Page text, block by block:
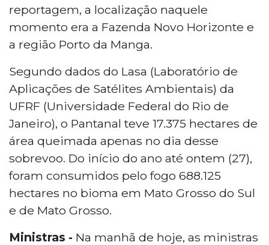
reportagem, a localização naquele
momento era a Fazenda Novo Horizonte e
a região Porto da Manga.
Segundo dados do Lasa (Laboratório de
Aplicações de Satélites Ambientais) da
UFRF (Universidade Federal do Rio de
Janeiro), o Pantanal teve 17.375 hectares de
área queimada apenas no dia desse
sobrevoo. Do início do ano até ontem (27),
foram consumidos pelo fogo 688.125
hectares no bioma em Mato Grosso do Sul
e de Mato Grosso.
Ministras - Na manhã de hoje, as ministras